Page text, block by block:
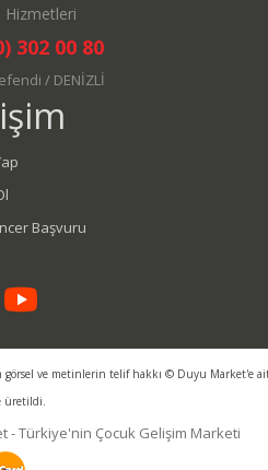
Hizmetleri
302 00 80
/ DENİZLİ
Başvuru
görsel ve metinlerin telif hakkı © Duyu Market'e
üretildi.
- Türkiye'nin Çocuk Gelişim Marketi